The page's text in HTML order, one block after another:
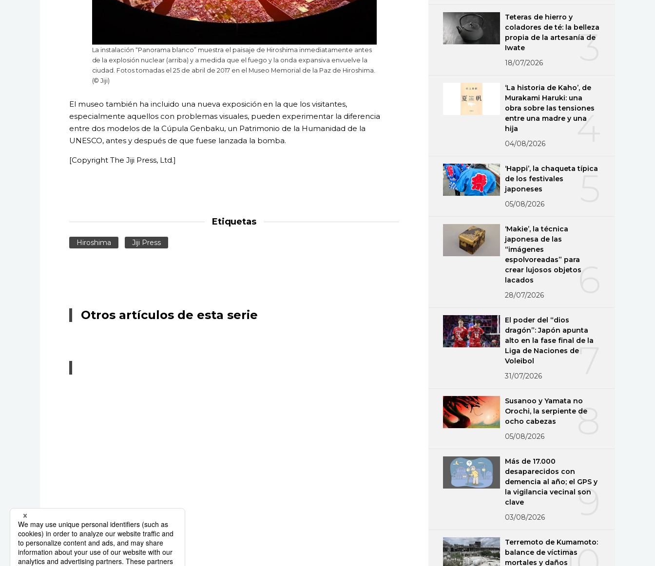
La instalación “Panorama blanco” muestra el paisaje de Hiroshima inmediatamente antes
de la explosión nuclear (arriba) y a medida que el fuego y la onda expansiva envuelve la
ciudad. Fotos tomadas el 25 de abril de 2017 en el Museo Memorial de la Paz de Hiroshima.
(© Jiji)
El museo también ha incluido una nueva exposición en la que los visitantes,
especialmente aquellos con problemas visuales, pueden experimentar la diferencia
entre dos modelos de la Cúpula Genbaku, un Patrimonio de la Humanidad de la
UNESCO, antes y después de que fuese lanzada la bomba.
[Copyright The Jiji Press, Ltd.]
Etiquetas
Hiroshima Jiji Press
Otros artículos de esta serie
3
Teteras de hierro y
coladores de té: la belleza
propia de la artesanía de
Iwate
18/07/2026
4
‘La historia de Kaho’, de
Murakami Haruki: una
obra sobre las tensiones
entre una madre y una
hija
04/08/2026
5
‘Happi’, la chaqueta típica
de los festivales
japoneses
05/08/2026
6
‘Makie’, la técnica
japonesa de las
“imágenes
espolvoreadas” para
crear lujosos objetos
lacados
28/07/2026
7
El poder del “dios
dragón”: Japón apunta
alto en la fase final de la
Liga de Naciones de
Voleibol
31/07/2026
8
Susanoo y Yamata no
Orochi, la serpiente de
ocho cabezas
05/08/2026
9
Más de 17.000
desaparecidos con
demencia al año; el GPS y
la vigilancia vecinal son
clave
03/08/2026
Terremoto de Kumamoto:
balance de víctimas
mortales y daños